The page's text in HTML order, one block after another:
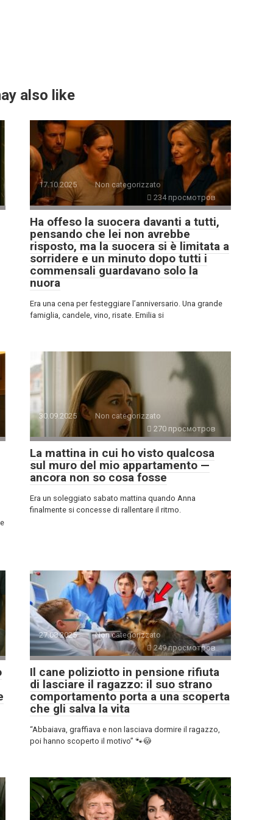
also like
17.10.2025
Non categorizzato
234 просмотров
Ha offeso la suocera davanti a tutti,
pensando che lei non avrebbe
risposto, ma la suocera si è limitata a
sorridere e un minuto dopo tutti i
commensali guardavano solo la
nuora
Era una cena per festeggiare l’anniversario. Una grande
famiglia, candele, vino, risate. Emilia si
30.09.2025
Non categorizzato
270 просмотров
La mattina in cui ho visto qualcosa
sul muro del mio appartamento —
ancora non so cosa fosse
Era un soleggiato sabato mattina quando Anna
finalmente si concesse di rallentare il ritmo.
27.08.2025
Non categorizzato
249 просмотров
Il cane poliziotto in pensione rifiuta
di lasciare il ragazzo: il suo strano
comportamento porta a una scoperta
che gli salva la vita
“Abbaiava, graffiava e non lasciava dormire il ragazzo,
poi hanno scoperto il motivo” 🐾😳